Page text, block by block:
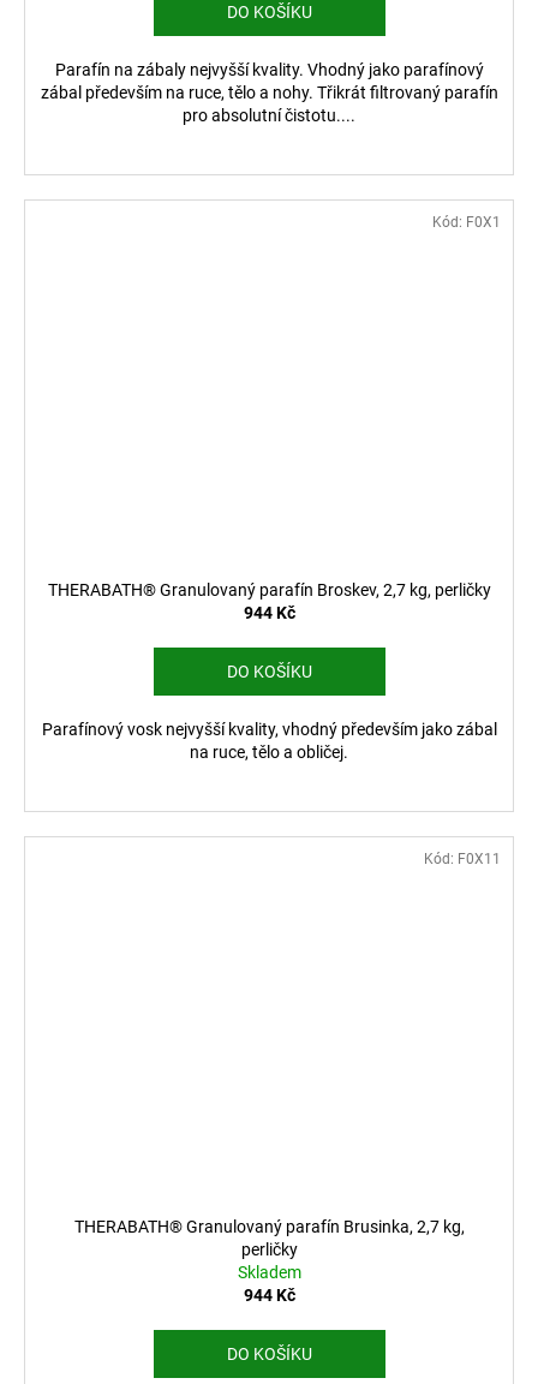
DO KOŠÍKU
Parafín na zábaly nejvyšší kvality. Vhodný jako parafínový
zábal především na ruce, tělo a nohy. Třikrát filtrovaný parafín
pro absolutní čistotu....
THERABATH® Granulovaný parafín Broskev, 2,7 kg, perličky
944 Kč
DO KOŠÍKU
Parafínový vosk nejvyšší kvality, vhodný především jako zábal
na ruce, tělo a obličej.
Kód: F0X1
THERABATH® Granulovaný parafín Brusinka, 2,7 kg,
perličky
Skladem
944 Kč
DO KOŠÍKU
Kód: F0X11